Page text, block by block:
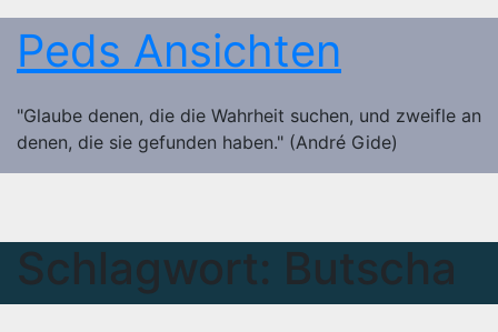
Zum
Inhalt
springen
Peds Ansichten
"Glaube denen, die die Wahrheit suchen, und zweifle an
denen, die sie gefunden haben." (André Gide)
Schlagwort: Butscha